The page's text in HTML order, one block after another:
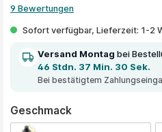
Durchschnittliche Bewertung von 5
9 Bewertungen
Sofort verfügbar, Lieferzeit: 1-2
Versand Montag bei
46 Stdn. 37 Min. 30 Sek.
Bei bestätigtem
Geschmackauswählen